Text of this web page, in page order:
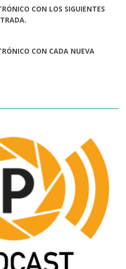
CON LOS SIGUIENTES
CON CADA NUEVA